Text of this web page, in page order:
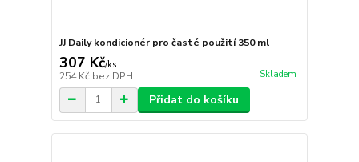
JJ Daily kondicionér pro časté použití 350 ml
307 Kč/ks
254 Kč bez DPH Skladem
Přidat do košíku